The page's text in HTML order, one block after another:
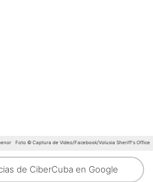
Foto © Captura de Video/Facebook/Volusia Sheriff's Office
de CiberCuba en Google